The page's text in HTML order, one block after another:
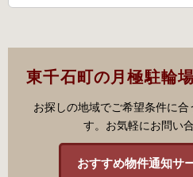
東千石町の月極駐輪
お探しの地域でご希望条件に
す。お気軽にお問い
おすすめ物件通知サ